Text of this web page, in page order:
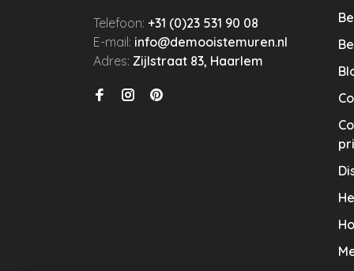
Telefoon:+31 (0)23 531 90 08
E-mail: info@demooistemuren.nl
Adres:Zijlstraat 83, Haarlem